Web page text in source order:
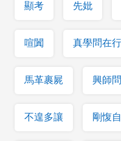
顯考 先妣
喧闐 真學問在
馬革裹屍 興師
不遑多讓 剛愎